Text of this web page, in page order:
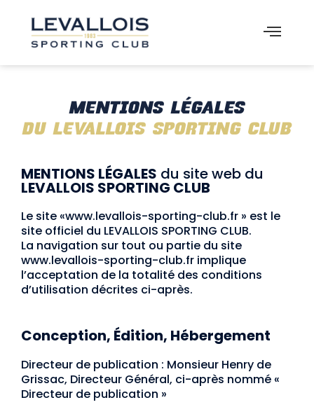
MENTIONS LÉGALES
DU LEVALLOIS SPORTING CLUB
MENTIONS LÉGALES du site web du
LEVALLOIS SPORTING CLUB
Le site «www.levallois-sporting-club.fr » est le
site officiel du LEVALLOIS SPORTING CLUB.
La navigation sur tout ou partie du site
www.levallois-sporting-club.fr implique
l’acceptation de la totalité des conditions
d’utilisation décrites ci-après.
Conception, Édition, Hébergement
Directeur de publication : Monsieur Henry de
Grissac, Directeur Général, ci-après nommé «
Directeur de publication »